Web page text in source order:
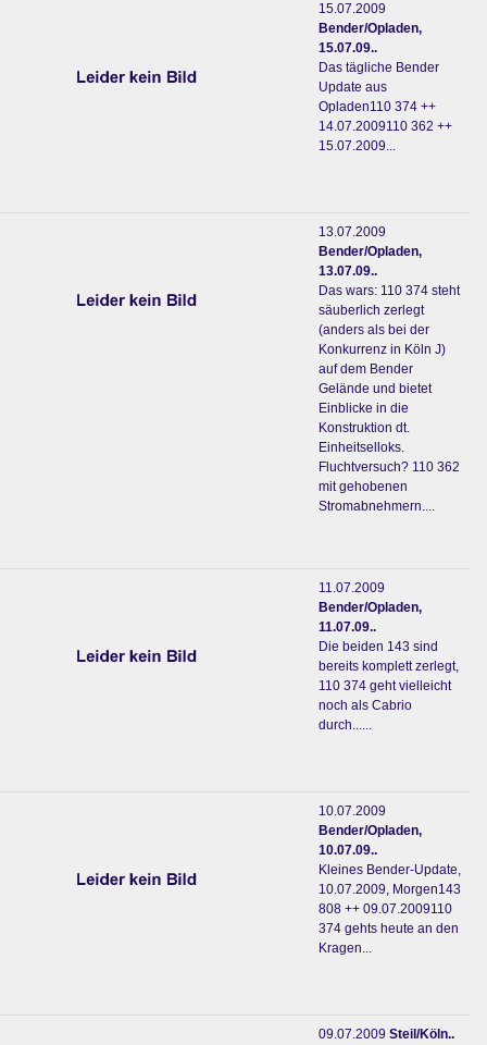
15.07.2009
Bender/Opladen,
15.07.09..
Das tägliche Bender
Update aus
Opladen110 374 ++
14.07.2009110 362 ++
15.07.2009...
13.07.2009
Bender/Opladen,
13.07.09..
Das wars: 110 374 steht
säuberlich zerlegt
(anders als bei der
Konkurrenz in Köln J)
auf dem Bender
Gelände und bietet
Einblicke in die
Konstruktion dt.
Einheitselloks.
Fluchtversuch? 110 362
mit gehobenen
Stromabnehmern....
11.07.2009
Bender/Opladen,
11.07.09..
Die beiden 143 sind
bereits komplett zerlegt,
110 374 geht vielleicht
noch als Cabrio
durch......
10.07.2009
Bender/Opladen,
10.07.09..
Kleines Bender-Update,
10.07.2009, Morgen143
808 ++ 09.07.2009110
374 gehts heute an den
Kragen...
09.07.2009 Steil/Köln..